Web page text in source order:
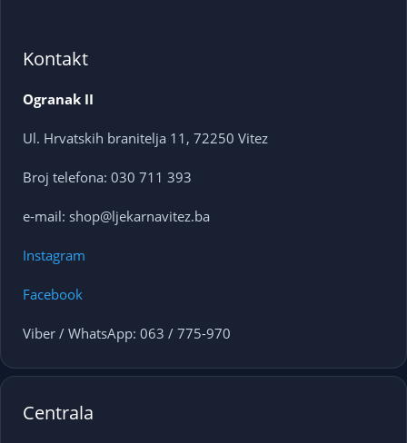
Kontakt
Ogranak II
Ul. Hrvatskih branitelja 11, 72250 Vitez
Broj telefona: 030 711 393
e-mail: shop@ljekarnavitez.ba
Instagram
Facebook
Viber / WhatsApp: 063 / 775-970
Centrala